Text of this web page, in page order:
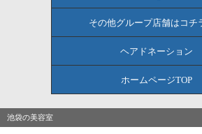
その他グループ店舗はコチ
ヘアドネーション
ホームページTOP
池袋の美容室